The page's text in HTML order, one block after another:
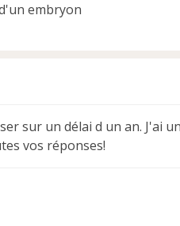
embryon
sur un délai d un an. J'ai
vos réponses!